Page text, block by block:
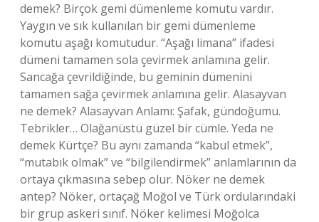
demek? Birçok gemi dümenleme komutu vardır.
Yaygın ve sık kullanılan bir gemi dümenleme
komutu aşağı komutudur. “Aşağı limana” ifadesi
dümeni tamamen sola çevirmek anlamına gelir.
Sancağa çevrildiğinde, bu geminin dümenini
tamamen sağa çevirmek anlamına gelir. Alasayvan
ne demek? Alasayvan Anlamı: Şafak, gündoğumu.
Tebrikler… Olağanüstü güzel bir cümle. Yeda ne
demek Kürtçe? Bu aynı zamanda “kabul etmek”,
“mutabık olmak” ve “bilgilendirmek” anlamlarının da
ortaya çıkmasına sebep olur. Nöker ne demek
antep? Nöker, ortaçağ Moğol ve Türk ordularındaki
bir grup askeri sınıf. Nöker kelimesi Moğolca